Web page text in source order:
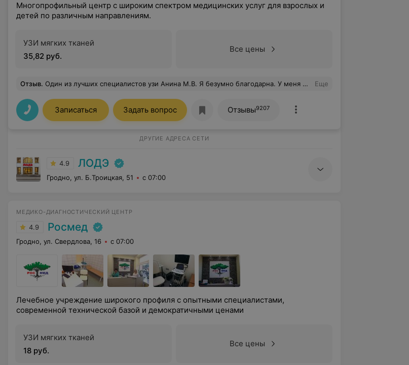
Многопрофильный центр с широким спектром медицинских услуг для взрослых и
детей по различным направлениям.
УЗИ мягких тканей
35,82 руб.
Все цены
Отзыв. Один из лучших специалистов узи Анина М.В. Я безумно благодарна. У меня был сложный случай и диагноз поставлен. Если вам нужна точность и уверенность то обязательно обращайтесь. И с ребенком на узи хожу только к ней. Еще
Записаться Задать вопрос Отзывы9207
ДРУГИЕ АДРЕСА СЕТИ
4.9 ЛОДЭ
Гродно, ул. Б.Троицкая, 51 с 07:00
МЕДИКО-ДИАГНОСТИЧЕСКИЙ ЦЕНТР
4.9 Росмед
Гродно, ул. Свердлова, 16 с 07:00
Лечебное учреждение широкого профиля с опытными специалистами,
современной технической базой и демократичными ценами
УЗИ мягких тканей
18 руб.
Все цены